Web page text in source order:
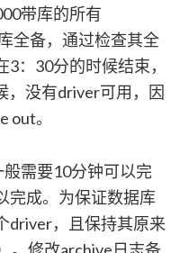
带库的所有
全备，通过检查其全
：30分的时候结束，
，没有driver可用，因
out。
需要10分钟可以完
完成。为保证数据库
driver，且保持其原来